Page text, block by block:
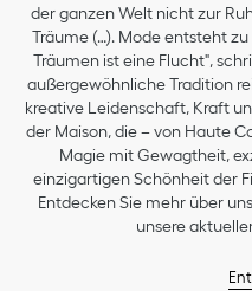
der ganzen Welt nicht zur
Träume (…). Mode entsteht
Träumen ist eine Flucht",
außergewöhnliche Tradition
kreative Leidenschaft, Kraft
der Maison, die – von Haute
Magie mit Gewagtheit,
einzigartigen Schönheit der
Entdecken Sie mehr über
unsere